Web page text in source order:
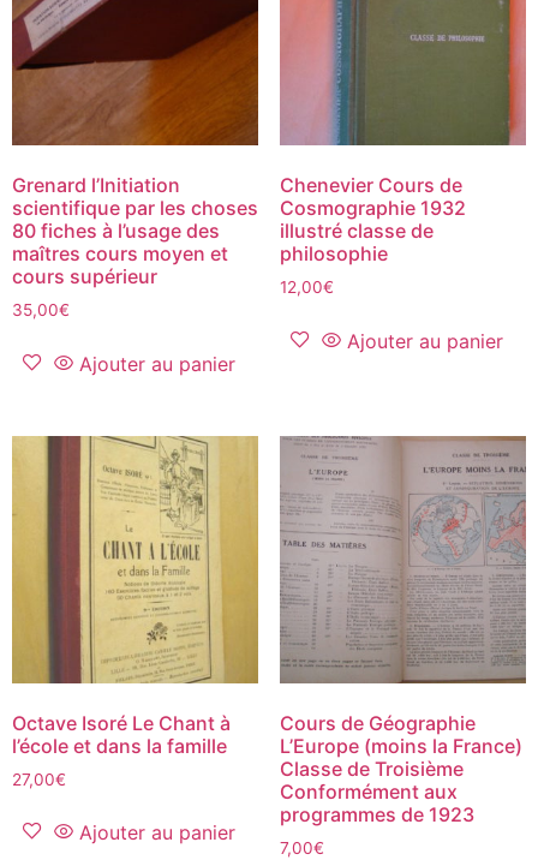
Grenard l’Initiation
scientifique par les choses
80 fiches à l’usage des
maîtres cours moyen et
cours supérieur
35,00€
Ajouter au panier
Chenevier Cours de
Cosmographie 1932
illustré classe de
philosophie
12,00€
Ajouter au panier
Octave Isoré Le Chant à
l’école et dans la famille
27,00€
Ajouter au panier
Cours de Géographie
L’Europe (moins la France)
Classe de Troisième
Conformément aux
programmes de 1923
7,00€